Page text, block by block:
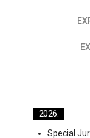
2026:
Special